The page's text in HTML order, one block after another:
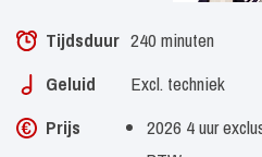
Tijdsduur 240 minuten
Geluid
Excl. techniek
Prijs
2026 4 uur